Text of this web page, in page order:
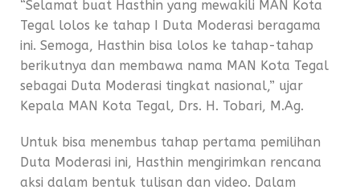
“Selamat buat Hasthin yang mewakili MAN Kota
Tegal lolos ke tahap I Duta Moderasi beragama
ini. Semoga, Hasthin bisa lolos ke tahap-tahap
berikutnya dan membawa nama MAN Kota Tegal
sebagai Duta Moderasi tingkat nasional,” ujar
Kepala MAN Kota Tegal, Drs. H. Tobari, M.Ag.
Untuk bisa menembus tahap pertama pemilihan
Duta Moderasi ini, Hasthin mengirimkan rencana
aksi dalam bentuk tulisan dan video. Dalam